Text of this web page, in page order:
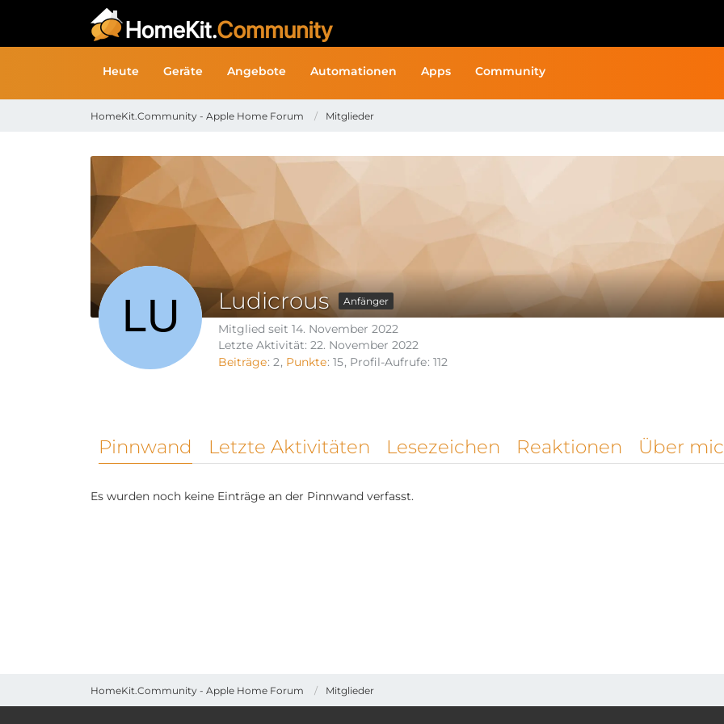
Heute Geräte Angebote Automationen Apps Community
HomeKit.Community - Apple Home Forum Mitglieder
HomeKit.Community - Apple Home Forum Mitglieder
Ludicrous Anfänger
Mitglied seit 14. November 2022
Letzte Aktivität: 22. November 2022
Beiträge 2 Punkte 15 Profil-Aufrufe 112
Pinnwand Letzte Aktivitäten Lesezeichen Reaktionen Über
Es wurden noch keine Einträge an der Pinnwand verfasst.